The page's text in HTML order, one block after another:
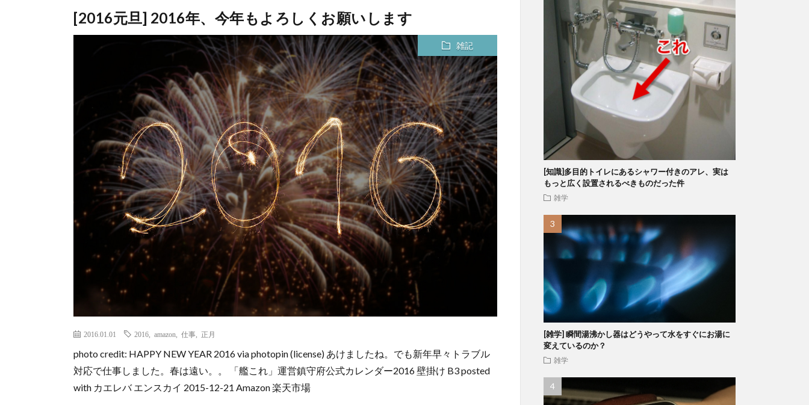
[2016元旦] 2016年、今年もよろしくお願いします
雑記
2016.01.01 2016 amazon 仕事 正月
photo credit: HAPPY NEW YEAR 2016 via photopin (license) あけましたね。でも新年早々トラブル
対応で仕事しました。春は遠い。。 「艦これ」運営鎮守府公式カレンダー2016 壁掛け B3 posted
with カエレバ エンスカイ 2015-12-21 Amazon 楽天市場
[知識]多目的トイレにあるシャワー付きのアレ、実は
もっと広く設置されるべきものだった件
雑学
[雑学] 瞬間湯沸かし器はどうやって水をすぐにお湯に
変えているのか？
雑学